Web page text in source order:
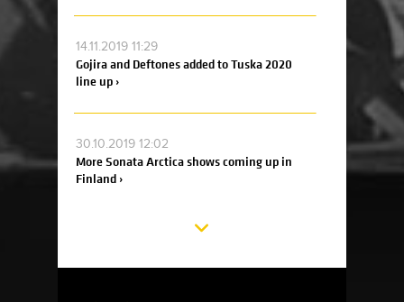
14.11.2019 11:29
Gojira and Deftones added to Tuska 2020
line up ›
30.10.2019 12:02
More Sonata Arctica shows coming up in
Finland ›